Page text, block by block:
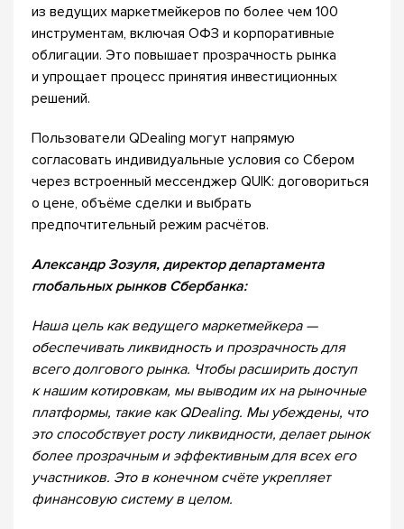
из ведущих маркетмейкеров по более чем 100
инструментам, включая ОФЗ и корпоративные
облигации. Это повышает прозрачность рынка
и упрощает процесс принятия инвестиционных
решений.
Пользователи QDealing могут напрямую
согласовать индивидуальные условия со Сбером
через встроенный мессенджер QUIK: договориться
о цене, объёме сделки и выбрать
предпочтительный режим расчётов.
Александр Зозуля, директор департамента
глобальных рынков Сбербанка:
Наша цель как ведущего маркетмейкера —
обеспечивать ликвидность и прозрачность для
всего долгового рынка. Чтобы расширить доступ
к нашим котировкам, мы выводим их на рыночные
платформы, такие как QDealing. Мы убеждены, что
это способствует росту ликвидности, делает рынок
более прозрачным и эффективным для всех его
участников. Это в конечном счёте укрепляет
финансовую систему в целом.